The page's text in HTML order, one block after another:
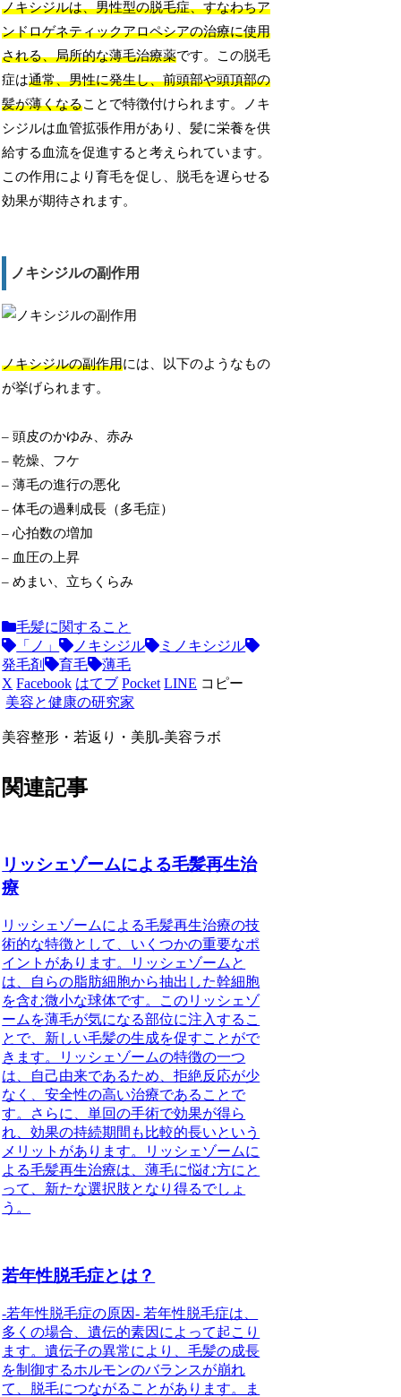
ノキシジルは、男性型の脱毛症、すなわちア
ンドロゲネティックアロペシアの治療に使用
される、局所的な薄毛治療薬です。この脱毛
症は通常、男性に発生し、前頭部や頭頂部の
髪が薄くなることで特徴付けられます。ノキ
シジルは血管拡張作用があり、髪に栄養を供
給する血流を促進すると考えられています。
この作用により育毛を促し、脱毛を遅らせる
効果が期待されます。
ノキシジルの副作用
ノキシジルの副作用には、以下のようなもの
が挙げられます。
– 頭皮のかゆみ、赤み
– 乾燥、フケ
– 薄毛の進行の悪化
– 体毛の過剰成長（多毛症）
– 心拍数の増加
– 血圧の上昇
– めまい、立ちくらみ
毛髪に関すること
「ノ」
ノキシジル
ミノキシジル
発毛剤
育毛
薄毛
X Facebook はてブ Pocket LINE コピー
美容と健康の研究家
美容整形・若返り・美肌-美容ラボ
関連記事
リッシェゾームによる毛髪再生治
療
リッシェゾームによる毛髪再生治療の技
術的な特徴として、いくつかの重要なポ
イントがあります。リッシェゾームと
は、自らの脂肪細胞から抽出した幹細胞
を含む微小な球体です。このリッシェゾ
ームを薄毛が気になる部位に注入するこ
とで、新しい毛髪の生成を促すことがで
きます。リッシェゾームの特徴の一つ
は、自己由来であるため、拒絶反応が少
なく、安全性の高い治療であることで
す。さらに、単回の手術で効果が得ら
れ、効果の持続期間も比較的長いという
メリットがあります。リッシェゾームに
よる毛髪再生治療は、薄毛に悩む方にと
って、新たな選択肢となり得るでしょ
う。
若年性脱毛症とは？
-若年性脱毛症の原因- 若年性脱毛症は、
多くの場合、遺伝的素因によって起こり
ます。遺伝子の異常により、毛髪の成長
を制御するホルモンのバランスが崩れ
て、脱毛につながることがあります。ま